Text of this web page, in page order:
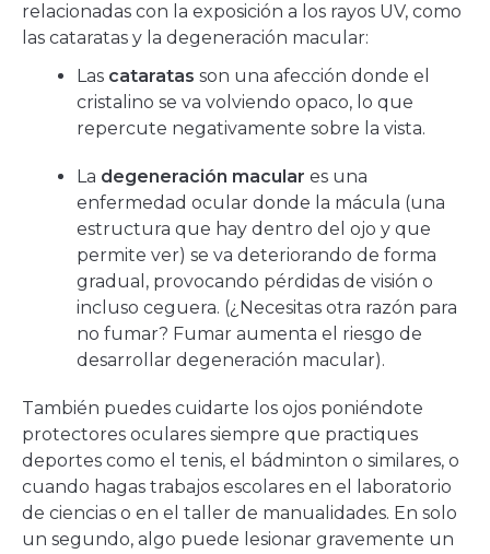
relacionadas con la exposición a los rayos UV, como
las cataratas y la degeneración macular:
Las cataratas son una afección donde el
cristalino se va volviendo opaco, lo que
repercute negativamente sobre la vista.
La degeneración macular es una
enfermedad ocular donde la mácula (una
estructura que hay dentro del ojo y que
permite ver) se va deteriorando de forma
gradual, provocando pérdidas de visión o
incluso ceguera. (¿Necesitas otra razón para
no fumar? Fumar aumenta el riesgo de
desarrollar degeneración macular).
También puedes cuidarte los ojos poniéndote
protectores oculares siempre que practiques
deportes como el tenis, el bádminton o similares, o
cuando hagas trabajos escolares en el laboratorio
de ciencias o en el taller de manualidades. En solo
un segundo, algo puede lesionar gravemente un